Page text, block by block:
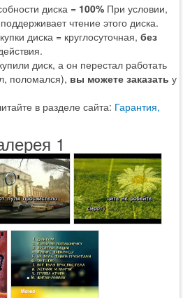
диска = 100% При условии,
чтение этого диска.
диска = круглосуточная, без
диск, а он перестал работать
поломался), вы можете заказать у
в разделе сайта: Гарантия,
1